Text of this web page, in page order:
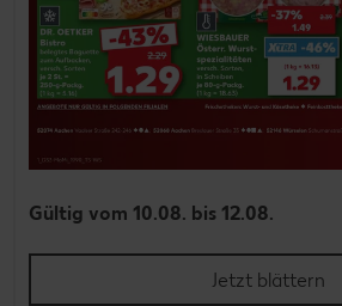
Gültig vom 10.08. bis 12.08.
Jetzt blättern